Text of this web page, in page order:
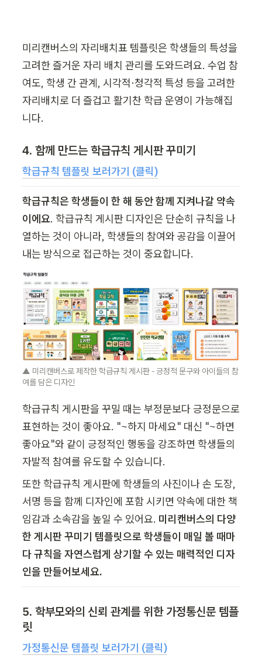
미리캔버스의 자리배치표 템플릿은 학생들의 특성을
고려한 즐거운 자리 배치 관리를 도와드려요. 수업 참
여도, 학생 간 관계, 시각적·청각적 특성 등을 고려한
자리배치로 더 즐겁고 활기찬 학급 운영이 가능해집
니다.
4. 함께 만드는 학급규칙 게시판 꾸미기
학급규칙 템플릿 보러가기 (클릭)
학급규칙은 학생들이 한 해 동안 함께 지켜나갈 약속
이에요. 학급규칙 게시판 디자인은 단순히 규칙을 나
열하는 것이 아니라, 학생들의 참여와 공감을 이끌어
내는 방식으로 접근하는 것이 중요합니다.
▲ 미리캔버스로 제작한 학급규칙 게시판 - 긍정적 문구와 아이들의 참
여를 담은 디자인
학급규칙 게시판을 꾸밀 때는 부정문보다 긍정문으로
표현하는 것이 좋아요. "~하지 마세요" 대신 "~하면
좋아요"와 같이 긍정적인 행동을 강조하면 학생들의
자발적 참여를 유도할 수 있습니다.
또한 학급규칙 게시판에 학생들의 사진이나 손 도장,
서명 등을 함께 디자인에 포함 시키면 약속에 대한 책
임감과 소속감을 높일 수 있어요. 미리캔버스의 다양
한 게시판 꾸미기 템플릿으로 학생들이 매일 볼 때마
다 규칙을 자연스럽게 상기할 수 있는 매력적인 디자
인을 만들어보세요.
5. 학부모와의 신뢰 관계를 위한 가정통신문 템플
릿
가정통신문 템플릿 보러가기 (클릭)